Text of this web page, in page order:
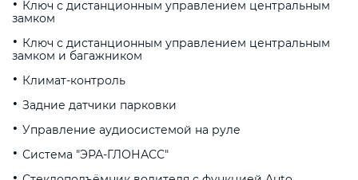
Ключ с дистанционным управлением центральным
замком
Ключ с дистанционным управлением центральным
замком и багажником
Климат-контроль
Задние датчики парковки
Управление аудиосистемой на руле
Система "ЭРА-ГЛОНАСС"